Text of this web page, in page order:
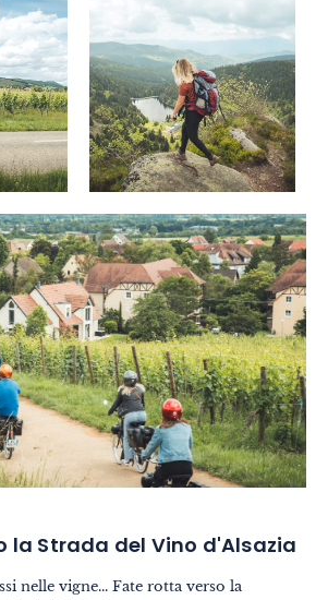
la Strada del Vino d'Alsazia
nelle vigne... Fate rotta verso la